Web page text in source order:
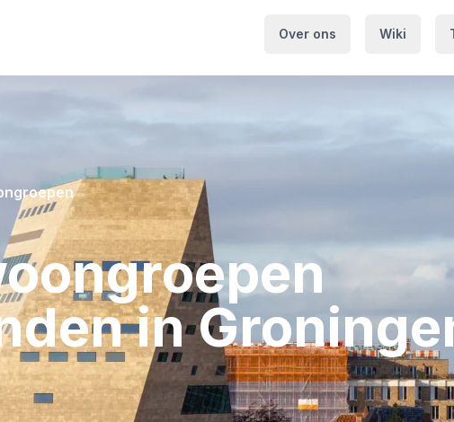
Over ons Wiki
in